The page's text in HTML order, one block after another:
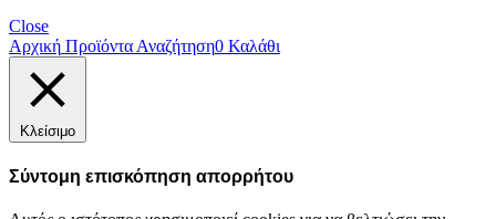
Close
Αρχική ΠροϊόνταΑναζήτηση0 Καλάθι
Κλείσιμο
Σύντομη επισκόπηση απορρήτου